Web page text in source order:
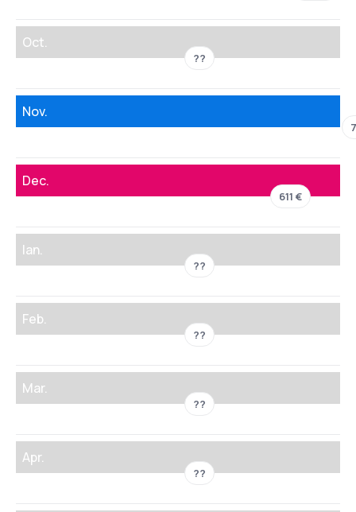
Oct.
??
Nov.
Dec.
611 €
Ian.
??
Feb.
??
Mar.
??
Apr.
??